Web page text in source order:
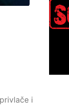
i